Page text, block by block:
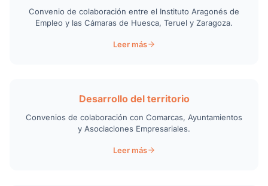
Convenio de colaboración entre el Instituto Aragonés de
Empleo y las Cámaras de Huesca, Teruel y Zaragoza.
Leer más
Desarrollo del territorio
Convenios de colaboración con Comarcas, Ayuntamientos
y Asociaciones Empresariales.
Leer más